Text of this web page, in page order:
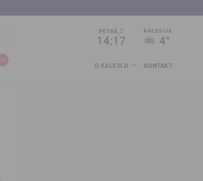
PETAK,7
14:17
KALESIJA
4°
O KALESIJI KONTAKT